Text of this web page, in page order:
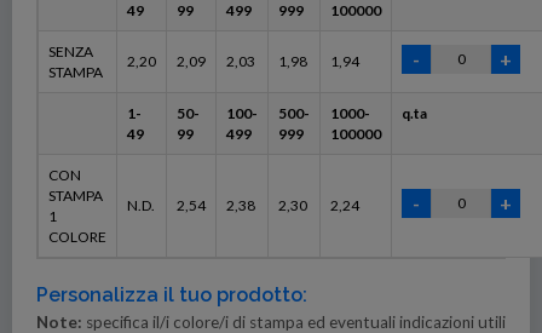
49
99
499
999
100000
SENZA
STAMPA
2,20 2,09 2,03 1,98 1,94
1-
49
50-
99
100-
499
500-
999
1000-
100000
q.ta
CON
STAMPA
1
COLORE
N.D. 2,54 2,38 2,30 2,24
Personalizza il tuo prodotto:
Note: specifica il/i colore/i di stampa ed eventuali indicazioni utili